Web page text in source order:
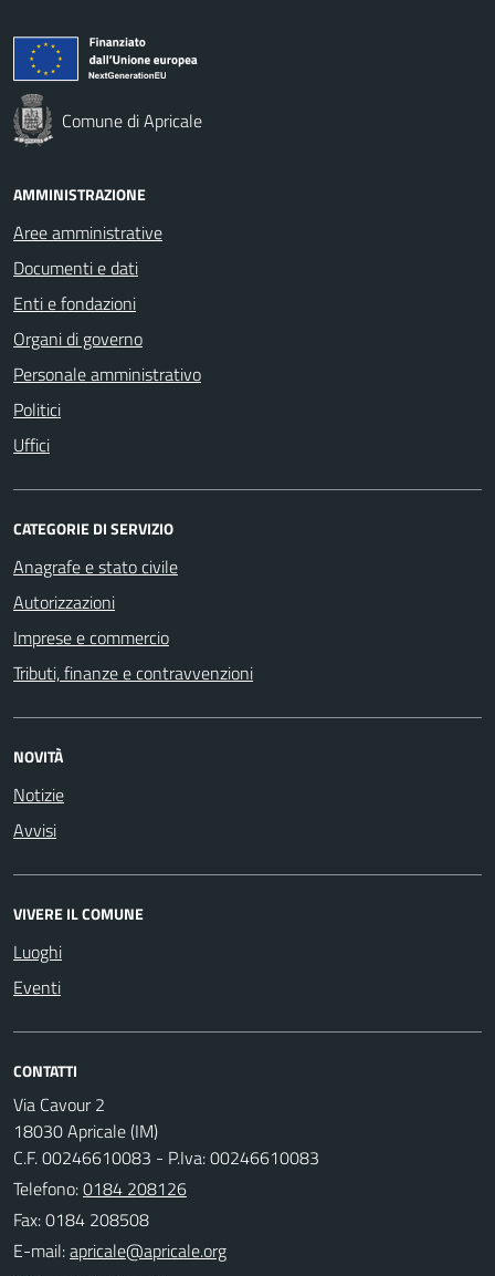
Comune di Apricale
AMMINISTRAZIONE
Aree amministrative
Documenti e dati
Enti e fondazioni
Organi di governo
Personale amministrativo
Politici
Uffici
CATEGORIE DI SERVIZIO
Anagrafe e stato civile
Autorizzazioni
Imprese e commercio
Tributi, finanze e contravvenzioni
NOVITÀ
Notizie
Avvisi
VIVERE IL COMUNE
Luoghi
Eventi
CONTATTI
Via Cavour 2
18030 Apricale (IM)
C.F. 00246610083 - P.Iva: 00246610083
Telefono:0184 208126
Fax: 0184 208508
E-mail: